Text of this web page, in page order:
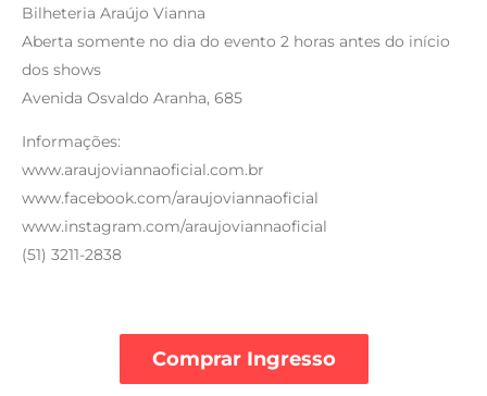
Bilheteria Araújo Vianna
Aberta somente no dia do evento 2 horas antes do início
dos shows
Avenida Osvaldo Aranha, 685
Informações:
www.araujoviannaoficial.com.br
www.facebook.com/araujoviannaoficial
www.instagram.com/araujoviannaoficial
(51) 3211-2838
Comprar Ingresso